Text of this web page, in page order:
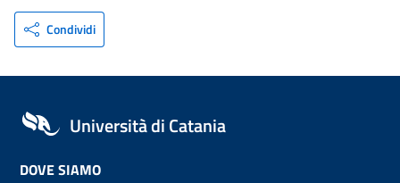
Condividi
Università di Catania
DOVE SIAMO